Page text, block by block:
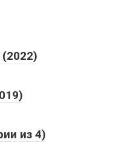
из 4)